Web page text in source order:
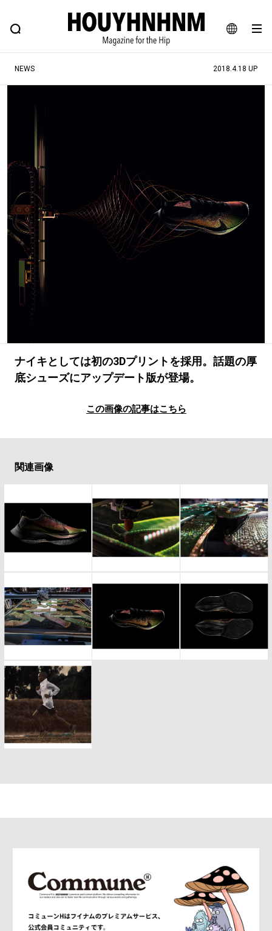
JA
EN
FEATURE BLOG SNAP
ヒップなファッション、カルチャー、ライフスタイルWEBマガジン
#SHOPPING ADDICT
#ESSENTIAL DESIGNS
#NEW VINTAGE #マイナーグッド図鑑
#路地裏てぃーん。 #MONTHLY JOURNAL
#GH 銘品の所以 #フイナムのYouTube
#Commune H #FOCUS IT #AH.H
#ととけん #FASHION #MUSIC
#LIFESTYLE
#SPORTS
NEWS 2018.4.18 UP
ナイキとしては初の3Dプリントを採用。話題の厚
底シューズにアップデート版が登場。
この画像の記事はこちら
関連画像